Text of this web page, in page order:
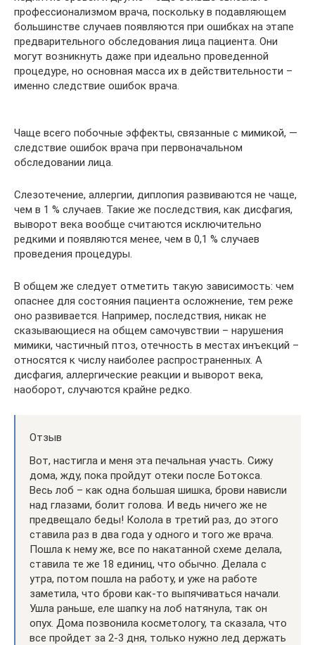
профессионализмом врача, поскольку в подавляющем
большинстве случаев появляются при ошибках на этапе
предварительного обследования лица пациента. Они
могут возникнуть даже при идеально проведенной
процедуре, но основная масса их в действительности –
именно следствие ошибок врача.
Чаще всего побочные эффекты, связанные с мимикой, —
следствие ошибок врача при первоначальном
обследовании лица.
Слезотечение, аллергии, диплопия развиваются не чаще,
чем в 1 % случаев. Такие же последствия, как дисфагия,
выворот века вообще считаются исключительно
редкими и появляются менее, чем в 0,1 % случаев
проведения процедуры.
В общем же следует отметить такую зависимость: чем
опаснее для состояния пациента осложнение, тем реже
оно развивается. Например, последствия, никак не
сказывающиеся на общем самочувствии – нарушения
мимики, частичный птоз, отечность в местах инъекций –
относятся к числу наиболее распространенных. А
дисфагия, аллергические реакции и выворот века,
наоборот, случаются крайне редко.
Отзыв
Вот, настигла и меня эта печальная участь. Сижу
дома, жду, пока пройдут отеки после Ботокса.
Весь лоб – как одна большая шишка, брови нависли
над глазами, болит голова. И ведь ничего же не
предвещало беды! Колола в третий раз, до этого
ставила раз в два года у одного и того же врача.
Пошла к нему же, все по накатанной схеме делала,
ставила те же 18 единиц, что обычно. Делала с
утра, потом пошла на работу, и уже на работе
заметила, что брови как-то выпячиваться начали.
Ушла раньше, еле шапку на лоб натянула, так он
опух. Дома позвонила косметологу, та сказала, что
все пройдет за 2-3 дня, только нужно лед держать